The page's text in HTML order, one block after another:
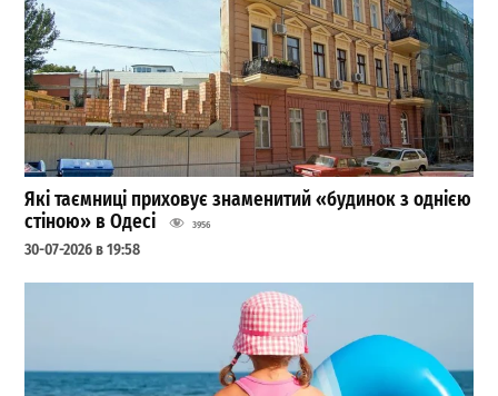
Які таємниці приховує знаменитий «будинок з однією
стіною» в Одесі
3956
30-07-2026 в 19:58